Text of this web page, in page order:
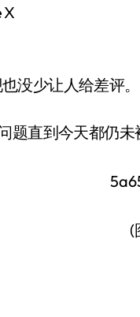
X
没少让人给差评
题直到今天都仍未
(